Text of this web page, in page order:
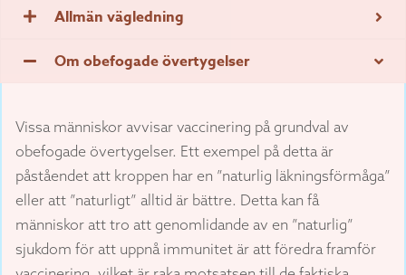
Allmän vägledning
Om obefogade övertygelser
Vissa människor avvisar vaccinering på grundval av
obefogade övertygelser. Ett exempel på detta är
påståendet att kroppen har en ”naturlig läkningsförmåga”
eller att ”naturligt” alltid är bättre. Detta kan få
människor att tro att genomlidande av en ”naturlig”
sjukdom för att uppnå immunitet är att föredra framför